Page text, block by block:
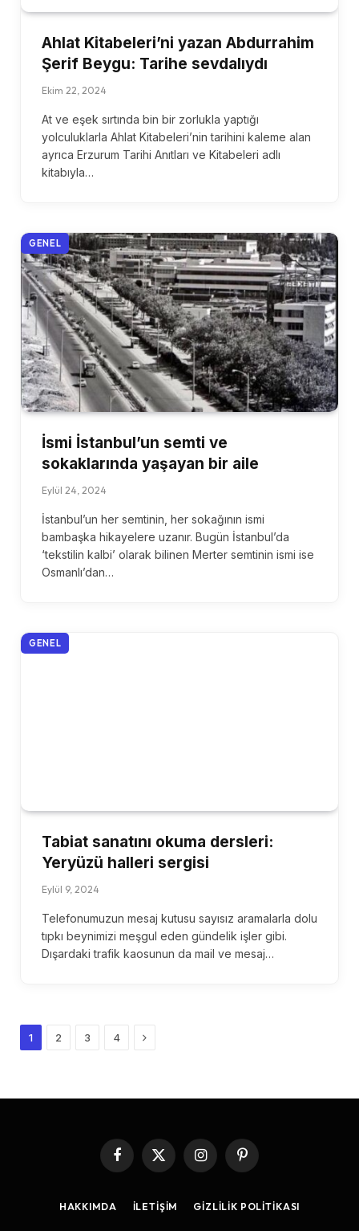
Ahlat Kitabeleri’ni yazan Abdurrahim
Şerif Beygu: Tarihe sevdalıydı
Ekim 22, 2024
At ve eşek sırtında bin bir zorlukla yaptığı
yolculuklarla Ahlat Kitabeleri’nin tarihini kaleme alan
ayrıca Erzurum Tarihi Anıtları ve Kitabeleri adlı
kitabıyla…
GENEL
İsmi İstanbul’un semti ve
sokaklarında yaşayan bir aile
Eylül 24, 2024
İstanbul’un her semtinin, her sokağının ismi
bambaşka hikayelere uzanır. Bugün İstanbul’da
‘tekstilin kalbi’ olarak bilinen Merter semtinin ismi ise
Osmanlı’dan…
GENEL
Tabiat sanatını okuma dersleri:
Yeryüzü halleri sergisi
Eylül 9, 2024
Telefonumuzun mesaj kutusu sayısız aramalarla dolu
tıpkı beynimizi meşgul eden gündelik işler gibi.
Dışardaki trafik kaosunun da mail ve mesaj…
1 2 3 4 Next
Facebook
X
InstagramPinterest
HAKKIMDA İLETIŞIM GIZLILIK POLITIKASI